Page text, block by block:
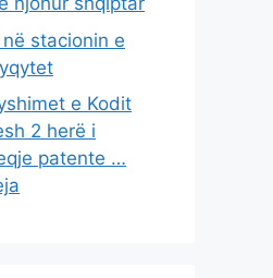
stacionin e
e Kodit
2 herë i
patente …